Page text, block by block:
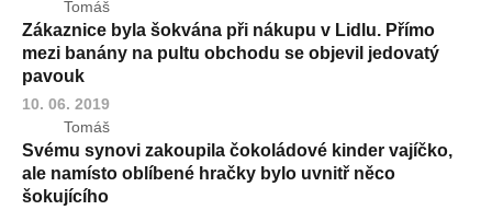
Tomáš
Zákaznice byla šokvána při nákupu v Lidlu. Přímo
mezi banány na pultu obchodu se objevil jedovatý
pavouk
10. 06. 2019
Tomáš
Svému synovi zakoupila čokoládové kinder vajíčko,
ale namísto oblíbené hračky bylo uvnitř něco
šokujícího